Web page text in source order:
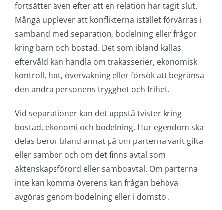
fortsätter även efter att en relation har tagit slut.
Många upplever att konflikterna istället förvärras i
samband med separation, bodelning eller frågor
kring barn och bostad. Det som ibland kallas
eftervåld kan handla om trakasserier, ekonomisk
kontroll, hot, övervakning eller försök att begränsa
den andra personens trygghet och frihet.
Vid separationer kan det uppstå tvister kring
bostad, ekonomi och bodelning. Hur egendom ska
delas beror bland annat på om parterna varit gifta
eller sambor och om det finns avtal som
äktenskapsförord eller samboavtal. Om parterna
inte kan komma överens kan frågan behöva
avgöras genom bodelning eller i domstol.